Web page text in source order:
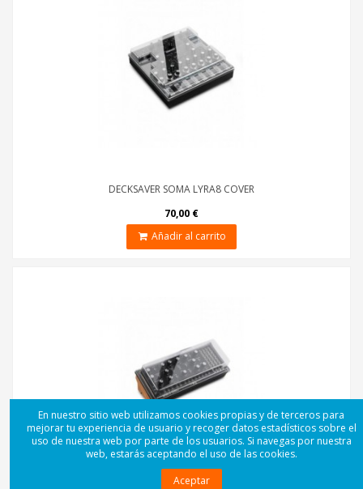
DECKSAVER SOMA LYRA8 COVER
70,00 €
Añadir al carrito
En nuestro sitio web utilizamos cookies propias y de terceros para
mejorar tu experiencia de usuario y recoger datos estadísticos sobre el
uso de nuestra web por parte de los usuarios. Si navegas por nuestra
web, estarás aceptando el uso de las cookies.
Aceptar